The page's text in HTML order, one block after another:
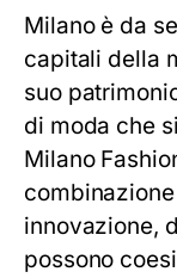
Milano è da
capitali della
suo
di moda che
Milano
innovazione,
possono